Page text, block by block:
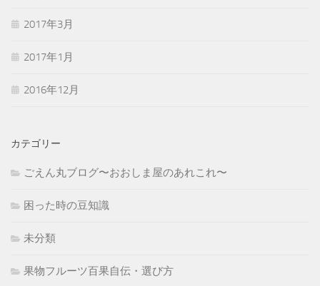
2017年3月
2017年1月
2016年12月
カテゴリー
ごえん丸ブログ〜おおしま屋のあれこれ〜
困った時の豆知識
未分類
果物フルーツ百果自伝・選び方